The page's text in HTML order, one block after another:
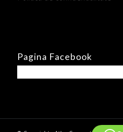
Pagina Facebook